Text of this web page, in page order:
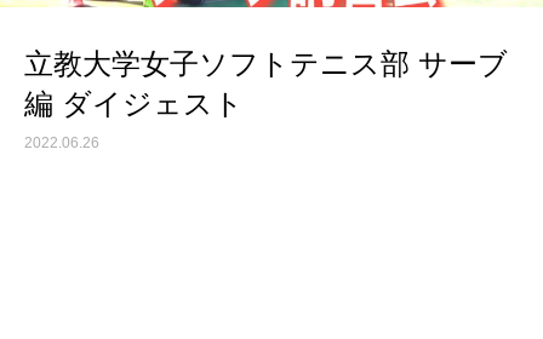
立教大学女子ソフトテニス部 サーブ
編 ダイジェスト
2022.06.26